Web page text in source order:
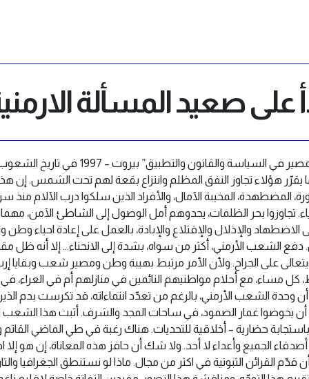
على صعيد المسألة
د. اميل معكرون * “حق تقرير المصير في السياسة والقانون والتطبيق” بيروت – 1997 في تاريخ الشعوب وسير العظام حواجز تعترض المسيرة. تبدأ لعبة المصير عندما يقرّر هؤلاء تجاوز النفق المظلم وانتزاع بقعة لهم تحت الشمس. إن هذا الإصرار على استرجاع وطن إن هو إلا فضيلة الشعوب المقهورة، المضطهدة، المخيبة الآمال، والأفراد الذين سلكوا درب الآلام منذ سن الطفولة. حصنّهم الألم، وسلحتهم العزيمة، فغدوا أقوياء. تجاوزوا بحر الظلمات، يحدوهم أمل الوصول إلى الشاطئ الآمن، مهما تصببّوا عرقاً أو نزفوا دماً. هناك فعل صراع البقاء، وحافز الرد على الاضطهاد والإذلال والإقتلاع والإبادة، بالعمل على إعادة احياء وطن واستعادة حق طبيعي، واجتذاب شتات توزع في القارات الخمس. دفع الشعب الأرمني، أكثر من سواه، بشدة إلى الانحناء… إلا أنه ظل مقداما. عمل بصمت. صممّ على أن ينتصب وينفض عنه الرماد، ويتعالى على الجراح. ولأن الأمر مرتبط بهيبة وطن ومصير شعب وبقايا إرث حضاري، كان المسؤولون من مدنيين وضبّاط يضعون الخطط، كل مساء، مع أحلام مواطنيهم النائمين في منازلهم أم في العراء، في الدفء أم في الصقيع، في الكفاف أم في الفاقة. ولا شك أن وحدة الشعب الأرمني، بالرغم من تعدّد انتماءاته، قد تكرست بدم الذين رفضوا الإحساس بالعار والخجل، بأنهم سيقضون، دون أن يخوضوا غمار الصمود، في ساحات المجد والشرف. أثبت هذا الشعب ان أعظم مظاهر المجد أن لا يستسلم المرء. تختصر القضية باستجابة حضارية – أخلاقية للتحديات. هناك رغبة في طي الماضي القاتم والتمديد لغد مشرق. يريد الأرمن أن يصبحوا موضع اعتزاز، أصدقاء الجميع وأعداء لا أحد. ولا شك أن حافز هذه المعاناة، إن هو إلا اصرار على ايمان هذا الشعب بحق تقرير مصيره بنفسه، بعد أن قدّم القرائن الثبوتية في اكثر من مجال. ماذا لو نستنطق الجغرافيا والتاريخ ونستشرف دور الصمود الأرمني في محاولة موضوعية لتقييم هذا التوجّه، ومناقشة هذا التصور، مفردين التفاتة خاصة لإقليم ناغورنو كاراباخ، الذي لا يزال وضعه موضع تجاذب سياسي ونزاع عسكري. ما نبتغيه هو، في الواقع، أن نبين إذا كان الشعب الأرمني قد استوفى الشروط التي تخوله ممارسة حق تقرير مصيره، بمعزل عن الدساتير والأنظمة الدولية التي لا تصمد امام الاطماع، ولا تترجم عملياً إلا في إطار مصالح متبادلة تتم بين الكبار وعلى حساب الضعفاء. إن السياسة هي بنت التاريخ، والتاريخ ابن الجغرافيا، والجغرافيا لا تتغير. ينطبق هذا القول على واقع الشعب الأرمني. فالتاريخ والجغرافيا متلازمان متفاعلان إلى حد بعيد، بحيث يتركان حيناً نتائج إيجابية، وأحياناً نتائج سلبية على مساره. فالإنسان ابن بيئته يتأثر بها عبر مراحل حياته. إن البرد المعتدل يزيد في النشاط البشري ويدفع إلى التحرك والعمل والرغبة في الاستقلال. خلافا لذلك، يعزز المناخ الحار الكسل ويثير الاهواء والغرائز. فكيف هي الحال في أرمينيا؟ 1– العامل الجغرافي أ – طبيعة أرمينيا هضبات متلاحقة، تبلغ الذروة في جبل ارارات (5172 م)، تبدو كأبراج مراقبة تطل على تركيا، إيران، أذربيجان وجورجيا. أضفت على البلاد مناخاً قارياً بارداً. تحدّت سكانها، فتربى المواطن الأرمني على العزم والعنفوان والصلابة والثبات والجرأة والاستجابة في سبيل الحرية. شكلت خزان ماء لا ينضب، فتفجرت مياهه غزيرة، فإذا الأنهار توفر مياه الشفة والري خلال فترة الصحو. هكذا آزر الجبل السهل وأخصبه. تآلفت التناقضات: برودة وحرارة، رطوبة وجفاف، مرتفعات ووديان ، خصوبة وقحط… فإذا نشأت معاطاة هادئة بين المواطن والأرض الوعرة. ضرب بمعوله وروى بعرقه فأجزلت له في العطاء بإنتاجها الغذائي. وفرت له الملاذ عند الشدائد. فإذا نحن أمام علاقة حب، أما قضية مصير، أمام علّة بقاء. تأهل الحس الوطني عنده، وتميّز بالصفاء والبراءة والقداسة. لا نفط عنده، لا مواد أولية تذكر، لا مقومات رفاهية. ما هم؟ إنها إرث الأجداد، الوديعة الكبرى الغالية. أشارت اليها الكتب المقدسة. بحسب أسطورة الطوفان: وفّر جبل أرارات لنوح وأسرته الرسو والخلاص. وأسهم تعدد هذه الهضاب والمجازات الصخرية في نشوء مجتمعات تتمتع باستقلال ذاتي، بانطوائية خاصة، فإذا أرمينيا فسيفساء، تشكل لوحة واحدة، وإن تعددت الألوان والأشكال. المعاناة الأولى تكمن إذن في الصراع مع الطبيعة وحب البقاء، في وطن يتطلب التقشف والتضحيات. ب – دور الموقع قدر بعض